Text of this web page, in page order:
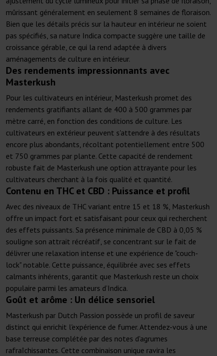
mûrissant généralement en seulement 8 semaines de floraison.
Bien que les détails précis sur la hauteur en intérieur ne soient
pas spécifiés, sa nature Indica compacte suggère une taille de
croissance gérable, ce qui la rend adaptée à divers
aménagements de culture en intérieur.
Des rendements impressionnants avec
Masterkush
Pour les cultivateurs en intérieur, Masterkush promet des
rendements gratifiants allant de 400 à 500 grammes par
mètre carré, en fonction des conditions de culture. Les
cultivateurs en extérieur peuvent s'attendre à des résultats
encore plus abondants, récoltant potentiellement entre 500
et 750 grammes par plante. Cette capacité de rendement
robuste fait de Masterkush une option attrayante pour les
cultivateurs cherchant à la fois qualité et quantité.
Contenu en THC et CBD : Puissance et profil
Avec des niveaux de THC variant entre 15 et 18 %, Masterkush
offre un impact fort et satisfaisant pour ceux qui recherchent
des effets puissants. Sa présence minimale de CBD à 0,05 %
souligne son attrait récréatif, se concentrant sur le fait de
délivrer une relaxation intense et une expérience de "couch-
lock" notable. Cette puissance, équilibrée avec ses effets
calmants inhérents, garantit que Masterkush reste un choix
populaire parmi les amateurs d’Indica.
Goût et arôme : Un délice sensoriel
Masterkush par Dutch Passion possède un profil de saveur
distinct qui enrichit l'expérience de fumer. Attendez-vous à une
base terreuse complétée par des notes d'agrumes
rafraîchissantes. Cette combinaison unique ravira les